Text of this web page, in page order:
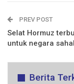
PREV POST
Selat Hormuz
untuk negara
Berita